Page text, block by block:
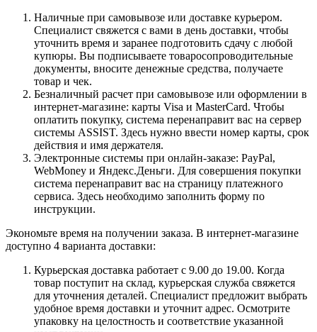
Наличные при самовывозе или доставке курьером.
Специалист свяжется с вами в день доставки, чтобы
уточнить время и заранее подготовить сдачу с любой
купюры. Вы подписываете товаросопроводительные
документы, вносите денежные средства, получаете
товар и чек.
Безналичный расчет при самовывозе или оформлении в
интернет-магазине: карты Visa и MasterCard. Чтобы
оплатить покупку, система перенаправит вас на сервер
системы ASSIST. Здесь нужно ввести номер карты, срок
действия и имя держателя.
Электронные системы при онлайн-заказе: PayPal,
WebMoney и Яндекс.Деньги. Для совершения покупки
система перенаправит вас на страницу платежного
сервиса. Здесь необходимо заполнить форму по
инструкции.
Экономьте время на получении заказа. В интернет-магазине
доступно 4 варианта доставки:
Курьерская доставка работает с 9.00 до 19.00. Когда
товар поступит на склад, курьерская служба свяжется
для уточнения деталей. Специалист предложит выбрать
удобное время доставки и уточнит адрес. Осмотрите
упаковку на целостность и соответствие указанной